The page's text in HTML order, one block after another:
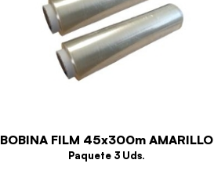
BOBINA FILM 45x300m AMARILLO
Paquete 3 Uds.